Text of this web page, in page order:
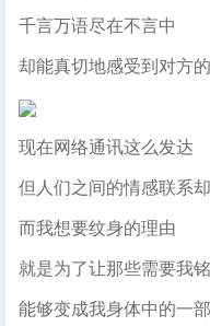
千言万语尽在不言中
却能真切地感受到对方
现在网络通讯这么发达
但人们之间的情感联系
而我想要纹身的理由
就是为了让那些需要我
能够变成我身体中的一